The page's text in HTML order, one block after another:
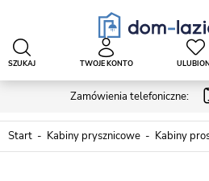
Zamówienia telefoniczne:
SZUKAJ TWOJE KONTO
Start Kabiny prysznicowe Kabiny